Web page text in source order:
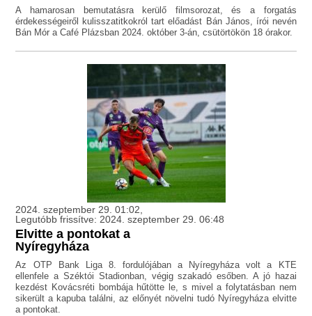
A hamarosan bemutatásra kerülő filmsorozat, és a forgatás
érdekességeiről kulisszatitkokról tart előadást Bán János, írói nevén
Bán Mór a Café Plázsban 2024. október 3-án, csütörtökön 18 órakor.
2024. szeptember 29. 01:02,
Legutóbb frissítve: 2024. szeptember 29. 06:48
Elvitte a pontokat a
Nyíregyháza
Az OTP Bank Liga 8. fordulójában a Nyíregyháza volt a KTE
ellenfele a Széktói Stadionban, végig szakadó esőben. A jó hazai
kezdést Kovácsréti bombája hűtötte le, s mivel a folytatásban nem
sikerült a kapuba találni, az előnyét növelni tudó Nyíregyháza elvitte
a pontokat.